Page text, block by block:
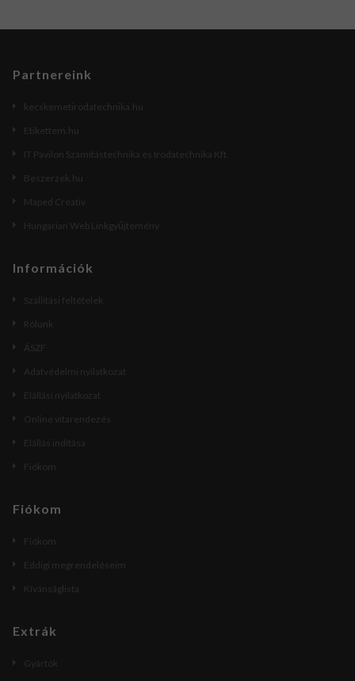
Partnereink
kecskemetirodatechnika.hu
Etikettem.hu
IT Pavilon Számítástechnika és Irodatechnika Kft.
Beszerzek.hu
Maped Creativ
Hungarian Web Linkgyűjtemény
Információk
Szállítási feltételek
Rólunk
ÁSZF
Adatvédelmi nyilatkozat
Elállási nyilatkozat
Online vitarendezés
Elállás indítása
Fiókom
Fiókom
Fiókom
Eddigi megrendeléseim
Kívánságlista
Extrák
Gyártók